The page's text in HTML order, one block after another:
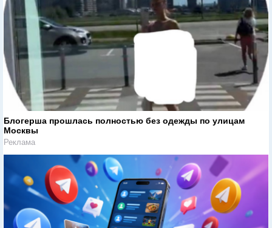
Блогерша прошлась полностью без одежды по улицам
Москвы
Реклама